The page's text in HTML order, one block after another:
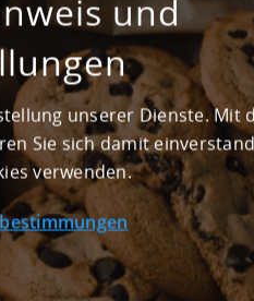
und
unserer Dienste. Mit
Sie sich damit
verwenden.